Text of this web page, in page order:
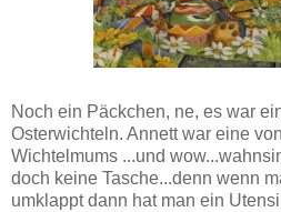
Noch ein Päckchen, ne, es war
Osterwichteln. Annett war eine
Wichtelmums ...und
doch keine Tasche...denn wenn
umklappt dann hat man ein